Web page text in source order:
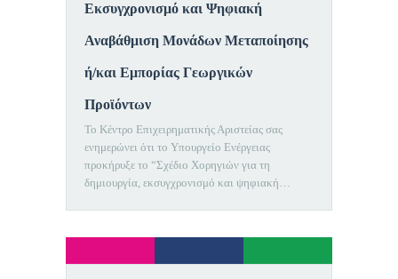
Εκσυγχρονισμό και Ψηφιακή
Αναβάθμιση Μονάδων Μεταποίησης
ή/και Εμπορίας Γεωργικών
Προϊόντων
Το Κέντρο Επιχειρηματικής Αριστείας σας
ενημερώνει ότι το Υπουργείο Ενέργειας
προκήρυξε το “Σχέδιο Χορηγιών για τη
δημιουργία, εκσυγχρονισμό και ψηφιακή…